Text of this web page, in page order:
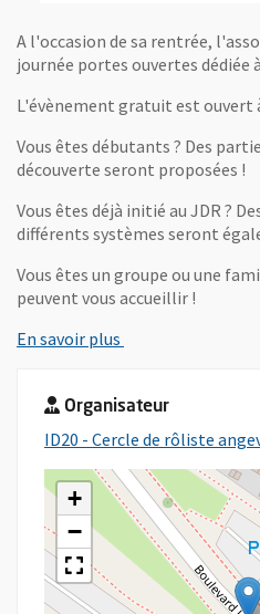
A l'occasion de sa rentrée,
journée portes ouvertes dédiée
L'évènement gratuit est ouvert
Vous êtes débutants ? Des
découverte seront proposées !
Vous êtes déjà initié au JDR ?
différents systèmes seront
Vous êtes un groupe ou une
peuvent vous accueillir !
En savoir plus
Organisateur
ID20 - Cercle de rôliste
+
−